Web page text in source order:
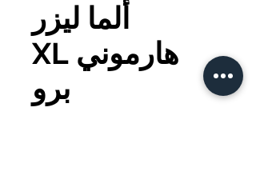
ألما ليزر
هارموني XL
برو